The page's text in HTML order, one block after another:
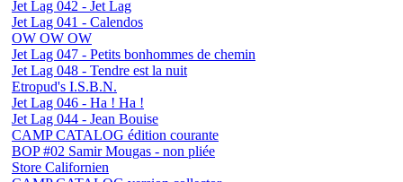
Jet Lag 042 - Jet Lag
Jet Lag 041 - Calendos
OW OW OW
Jet Lag 047 - Petits bonhommes de chemin
Jet Lag 048 - Tendre est la nuit
Etropud's I.S.B.N.
Jet Lag 046 - Ha ! Ha !
Jet Lag 044 - Jean Bouise
CAMP CATALOG édition courante
BOP #02 Samir Mougas - non pliée
Store Californien